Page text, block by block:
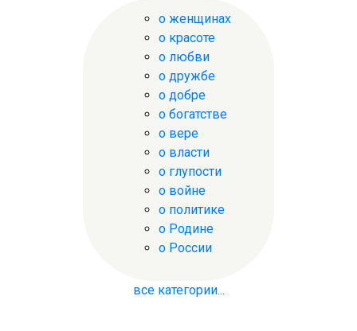
о женщинах
о красоте
о любви
о дружбе
о добре
о богатстве
о вере
о власти
о глупости
о войне
о политике
о Родине
о России
все категории...